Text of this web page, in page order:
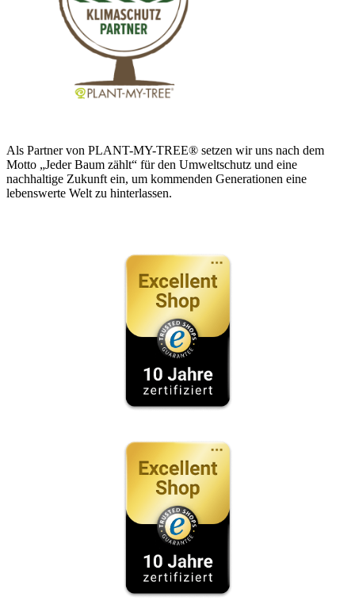
Als Partner von PLANT-MY-TREE® setzen wir uns nach dem
Motto „Jeder Baum zählt“ für den Umweltschutz und eine
nachhaltige Zukunft ein, um kommenden Generationen eine
lebenswerte Welt zu hinterlassen.